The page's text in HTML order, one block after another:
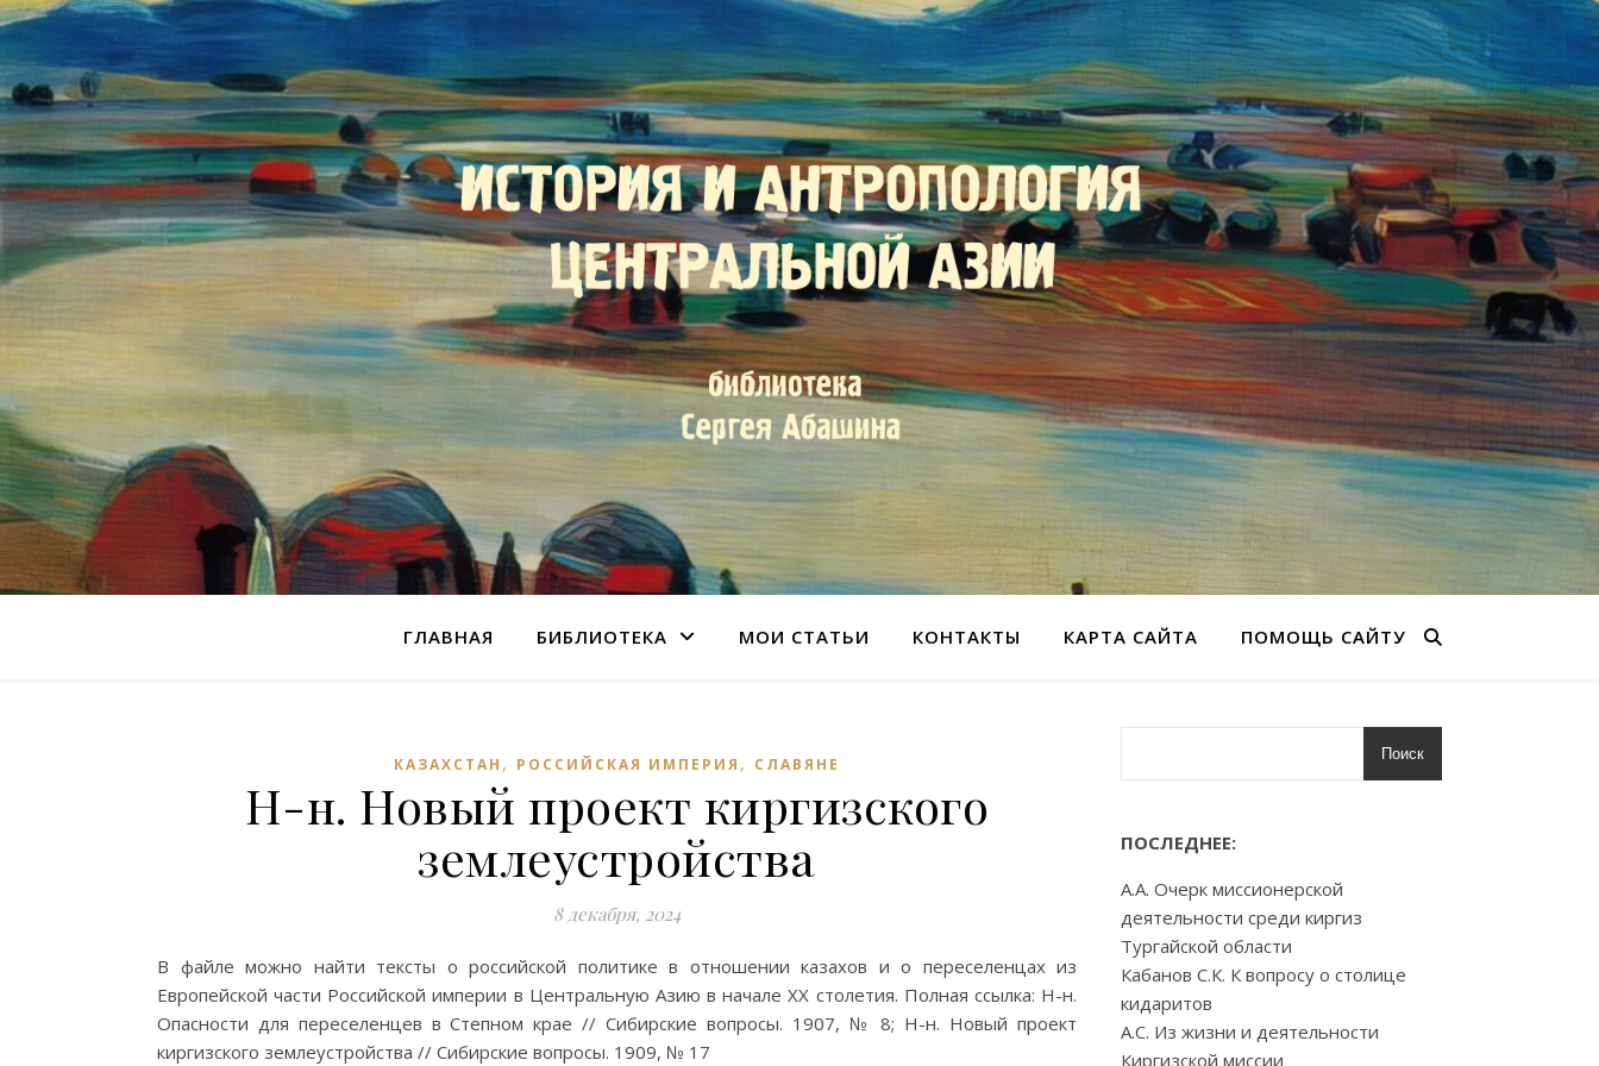
ГЛАВНАЯ БИБЛИОТЕКА МОИ СТАТЬИ КОНТАКТЫ КАРТА САЙТА ПОМОЩЬ САЙТУ
КАЗАХСТАН , РОССИЙСКАЯ ИМПЕРИЯ , СЛАВЯНЕ
Н-н. Новый проект киргизского
землеустройства
8 декабря, 2024
В файле можно найти тексты о российской политике в отношении казахов и о переселенцах из
Европейской части Российской империи в Центральную Азию в начале XX столетия. Полная ссылка: Н-н.
Опасности для переселенцев в Степном крае // Сибирские вопросы. 1907, № 8; Н-н. Новый проект
киргизского землеустройства // Сибирские вопросы. 1909, № 17
Поиск
ПОСЛЕДНЕЕ:
А.А. Очерк миссионерской
деятельности среди киргиз
Тургайской области
Кабанов С.К. К вопросу о столице
кидаритов
А.С. Из жизни и деятельности
Киргизской миссии